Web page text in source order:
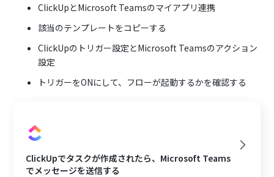
ClickUpとMicrosoft Teamsのマイアプリ連携
該当のテンプレートをコピーする
ClickUpのトリガー設定とMicrosoft Teamsのアクション
設定
トリガーをONにして、フローが起動するかを確認する
ClickUpでタスクが作成されたら、Microsoft Teams
でメッセージを送信する